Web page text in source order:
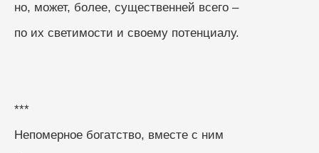
но, может, более, существенней всего –
по их светимости и своему потенциалу.
***
Непомерное богатство, вместе с ним